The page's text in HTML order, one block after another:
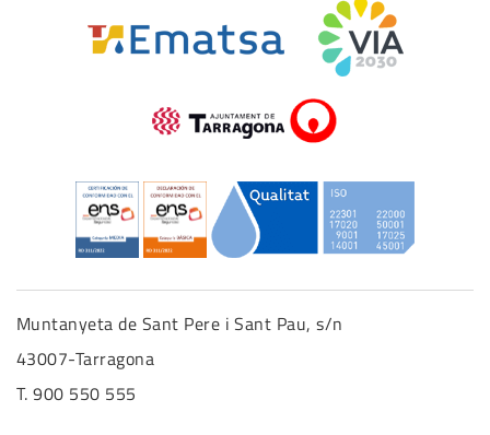
Muntanyeta de Sant Pere i Sant Pau, s/n
43007-Tarragona
T. 900 550 555